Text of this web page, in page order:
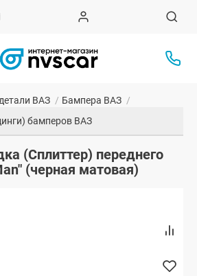
ВАЗ / Бампера ВАЗ /
бамперов ВАЗ
(Сплиттер) переднего
(черная матовая)